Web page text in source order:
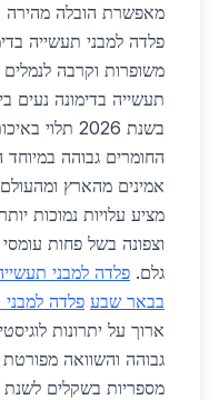
מאפשרת הובלה מהירה
פלדה למבני תעשייה
משופרות וקרבה
בשנת 2026
החומרים גבוהה במיוחד
אמינים מהארץ
וצפונה בשל פחות
גלם. פלדה למבני
בבאר שבע פלדה
ארוך על יתרונות
גבוהה והשוואה